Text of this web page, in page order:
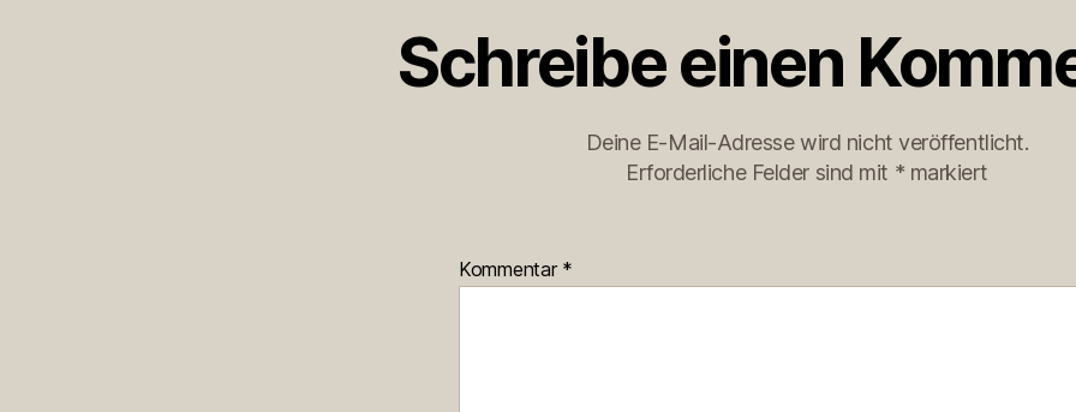
Schreibe einen
Deine E-Mail-Adresse wird nicht veröffentlicht.
Erforderliche Felder sind mit * markiert
Kommentar *